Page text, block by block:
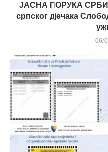
ЈАСНА ПОРУКА
српског дјечака
06/